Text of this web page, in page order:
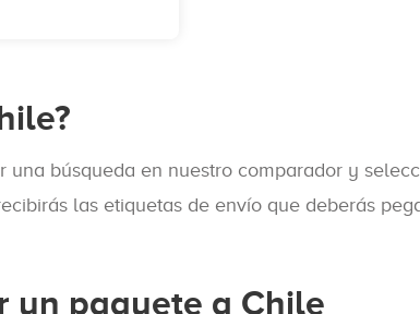
búsqueda en nuestro comparador y
las etiquetas de envío que deberás
un paquete a Chile